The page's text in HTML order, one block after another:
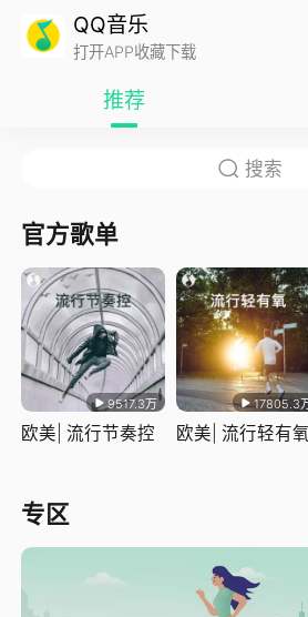
QQ音乐
打开APP收藏下载
推荐
官方歌单
9517.3万
欧美| 流行节奏控
17805.3
欧美| 流行轻有氧
专区